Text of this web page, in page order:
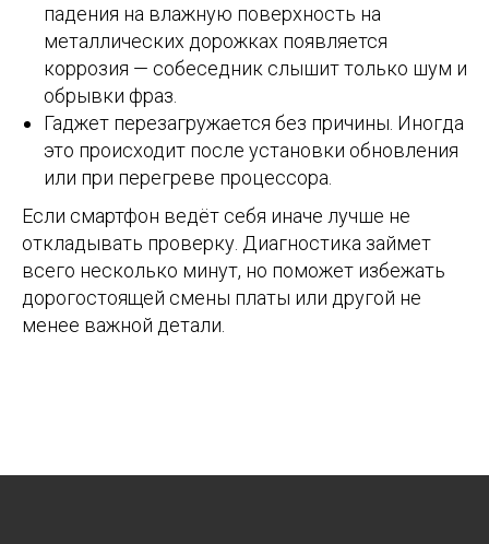
падения на влажную поверхность на
металлических дорожках появляется
коррозия — собеседник слышит только шум и
обрывки фраз.
Гаджет перезагружается без причины. Иногда
это происходит после установки обновления
или при перегреве процессора.
Если смартфон ведёт себя иначе лучше не
откладывать проверку. Диагностика займет
всего несколько минут, но поможет избежать
дорогостоящей смены платы или другой не
менее важной детали.